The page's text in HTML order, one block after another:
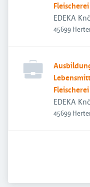
EDEKA
45699
EDEKA
45699